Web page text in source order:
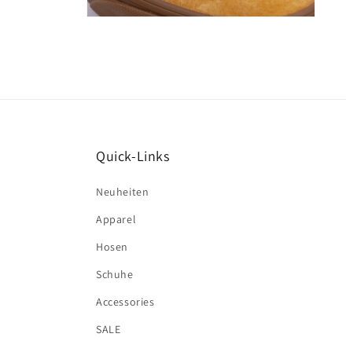
Quick-Links
Neuheiten
Apparel
Hosen
Schuhe
Accessories
SALE